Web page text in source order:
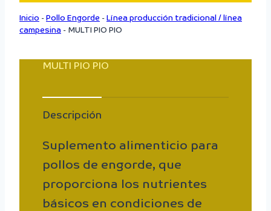
Inicio - Pollo Engorde - Línea producción tradicional / línea
campesina - MULTI PIO PIO
MULTI PIO PIO
Descripción
Suplemento alimenticio para
pollos de engorde, que
proporciona los nutrientes
básicos en condiciones de